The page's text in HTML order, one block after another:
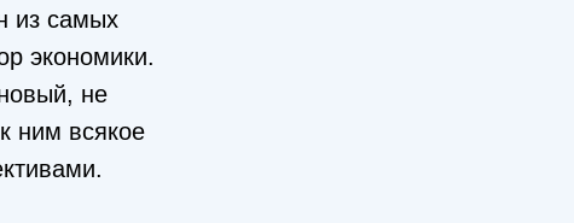
из самых
экономики.
не
ним всякое